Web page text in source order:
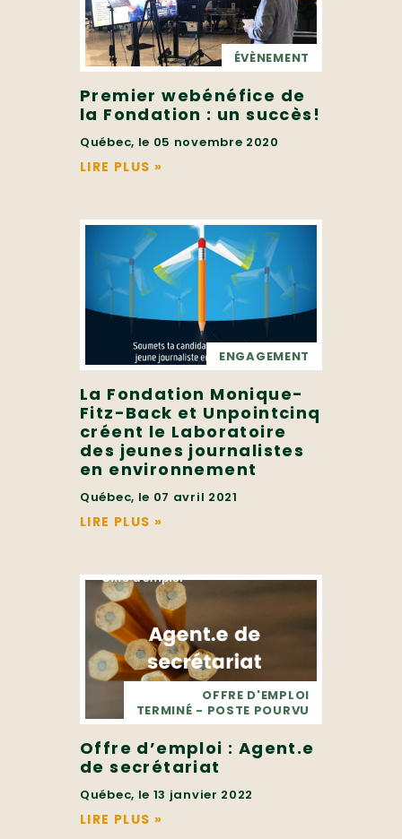
ÉVÈNEMENT
Premier webénéfice de
la Fondation : un succès!
Québec, le 05 novembre 2020
LIRE PLUS »
ENGAGEMENT
La Fondation Monique-
Fitz-Back et Unpointcinq
créent le Laboratoire
des jeunes journalistes
en environnement
Québec, le 07 avril 2021
LIRE PLUS »
OFFRE D'EMPLOI
TERMINÉ - POSTE POURVU
Offre d’emploi : Agent.e
de secrétariat
Québec, le 13 janvier 2022
LIRE PLUS »